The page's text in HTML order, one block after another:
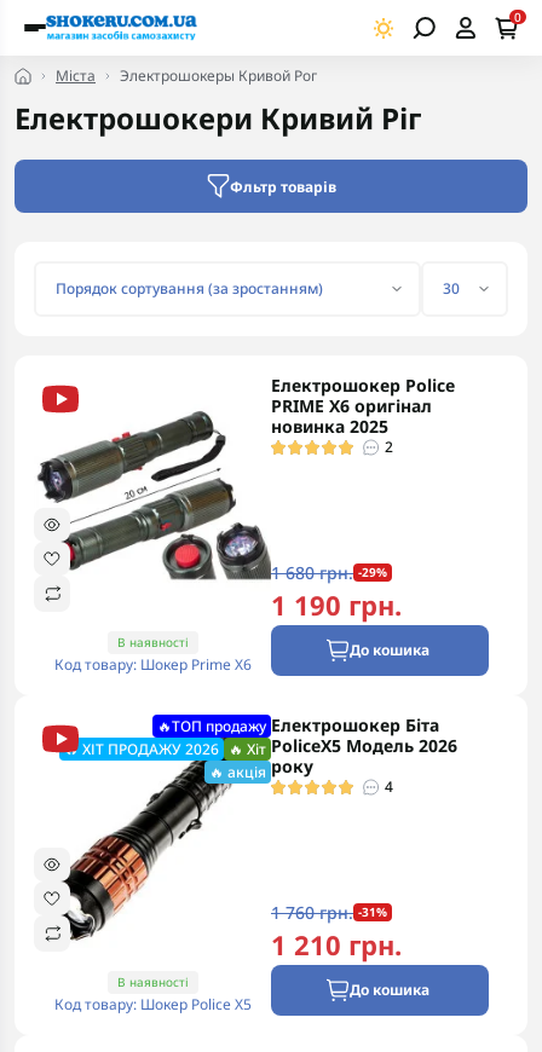
0
Міста Электрошокеры Кривой Рог
Електрошокери Кривий Ріг
Фльтр товарів
В наявності
Код товару: Шокер Prime X6
Електрошокер Police
PRIME X6 оригінал
новинка 2025
2
1 680 грн. -29%
1 190 грн.
До кошика
🔥ТОП продажу
🔥 ХІТ ПРОДАЖУ 2026 🔥 Хіт
🔥 акція
В наявності
Код товару: Шокер Police X5
Електрошокер Біта
PoliceХ5 Модель 2026
року
4
1 760 грн. -31%
1 210 грн.
До кошика